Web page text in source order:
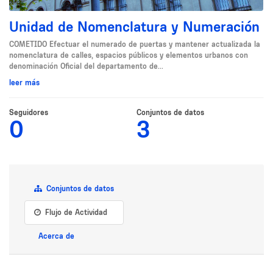
Unidad de Nomenclatura y Numeración
COMETIDO Efectuar el numerado de puertas y mantener actualizada la
nomenclatura de calles, espacios públicos y elementos urbanos con
denominación Oficial del departamento de...
leer más
Seguidores
0
Conjuntos de datos
3
Conjuntos de datos
Flujo de Actividad
Acerca de